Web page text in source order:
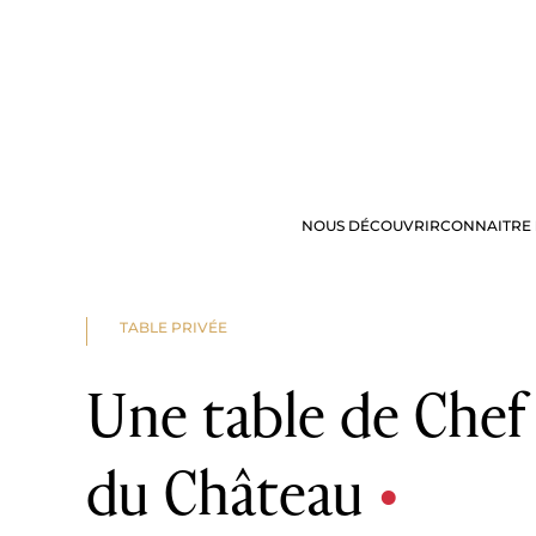
NOUS DÉCOUVRIRCONNAITRE
TABLE PRIVÉE
Une table de
du Château •